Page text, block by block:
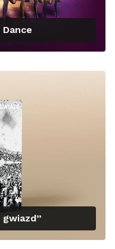
gwiazd”